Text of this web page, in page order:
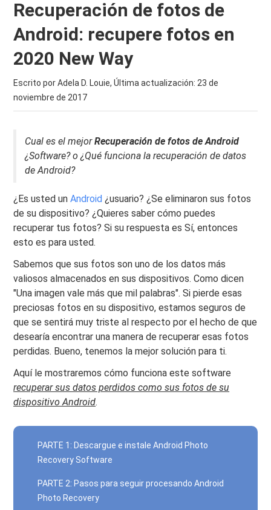
Recuperación de fotos de
Android: recupere fotos en
2020 New Way
Escrito por Adela D. Louie, Última actualización: 23 de
noviembre de 2017
Cual es el mejorRecuperación de fotos de Android
¿Software? o ¿Qué funciona la recuperación de datos
de Android?
¿Es usted unAndroid ¿usuario? ¿Se eliminaron sus fotos
de su dispositivo? ¿Quieres saber cómo puedes
recuperar tus fotos? Si su respuesta es Sí, entonces
esto es para usted.
Sabemos que sus fotos son uno de los datos más
valiosos almacenados en sus dispositivos. Como dicen
"Una imagen vale más que mil palabras". Si pierde esas
preciosas fotos en su dispositivo, estamos seguros de
que se sentirá muy triste al respecto por el hecho de que
desearía encontrar una manera de recuperar esas fotos
perdidas. Bueno, tenemos la mejor solución para ti.
Aquí le mostraremos cómo funciona este software
recuperar sus datos perdidos como sus fotos de su
dispositivo Android.
PARTE 1: Descargue e instale Android Photo
Recovery Software
PARTE 2: Pasos para seguir procesando Android
Photo Recovery